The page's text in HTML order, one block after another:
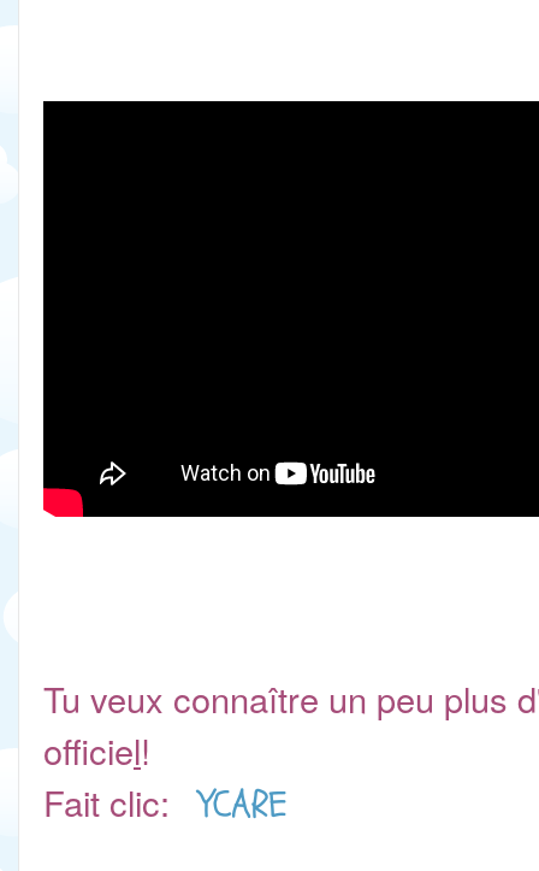
Tu veux connaître un peu plus
officiel!
Fait clic:YCARE